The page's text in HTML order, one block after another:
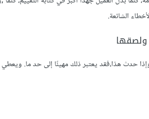
الشائعة.
حدث هذا،فقد يعتبر ذلك مهينًا إلى حد ما. ويعطي